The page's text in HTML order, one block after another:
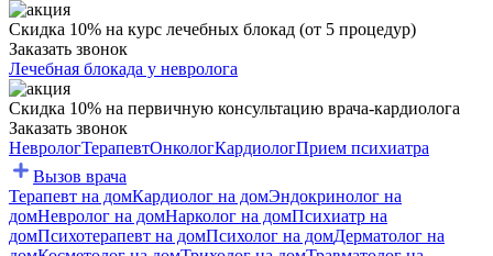
Скидка 10% на курс лечебных блокад (от 5 процедур)
Заказать звонок
Лечебная блокада у невролога
Скидка 10% на первичную консультацию врача-кардиолога
Заказать звонок
НеврологТерапевтОнкологКардиологПрием психиатра
Вызов врача
Терапевт на домКардиолог на домЭндокринолог на
домНевролог на домНарколог на домПсихиатр на
домПсихотерапевт на домПсихолог на домДерматолог на